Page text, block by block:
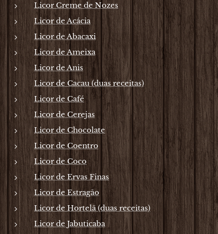
Licor Creme de Nozes
Licor de Acácia
Licor de Abacaxi
Licor de Ameixa
Licor de Anis
Licor de Cacau (duas receitas)
Licor de Café
Licor de Cerejas
Licor de Chocolate
Licor de Coentro
Licor de Coco
Licor de Ervas Finas
Licor de Estragão
Licor de Hortelã (duas receitas)
Licor de Jabuticaba